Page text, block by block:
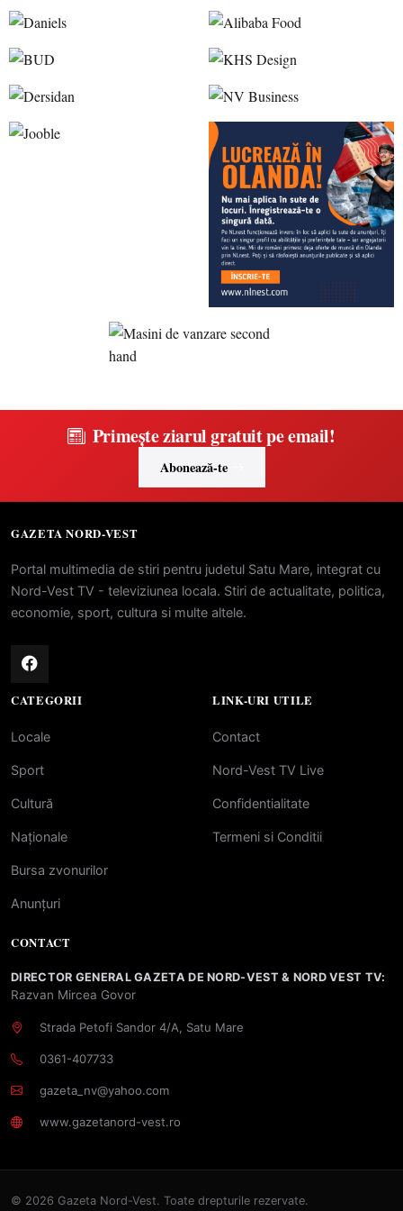
Primește ziarul gratuit pe email!
Abonează-te
GAZETA NORD-VEST
Portal multimedia de stiri pentru judetul Satu Mare, integrat cu
Nord-Vest TV - televiziunea locala. Stiri de actualitate, politica,
economie, sport, cultura si multe altele.
CATEGORII
Locale
Sport
Cultură
Naționale
Bursa zvonurilor
Anunțuri
LINK-URI UTILE
Contact
Nord-Vest TV Live
Confidentialitate
Termeni si Conditii
CONTACT
DIRECTOR GENERAL GAZETA DE NORD-VEST & NORD VEST TV:
Razvan Mircea Govor
Strada Petofi Sandor 4/A, Satu Mare
0361-407733
gazeta_nv@yahoo.com
www.gazetanord-vest.ro
© 2026 Gazeta Nord-Vest. Toate drepturile rezervate.